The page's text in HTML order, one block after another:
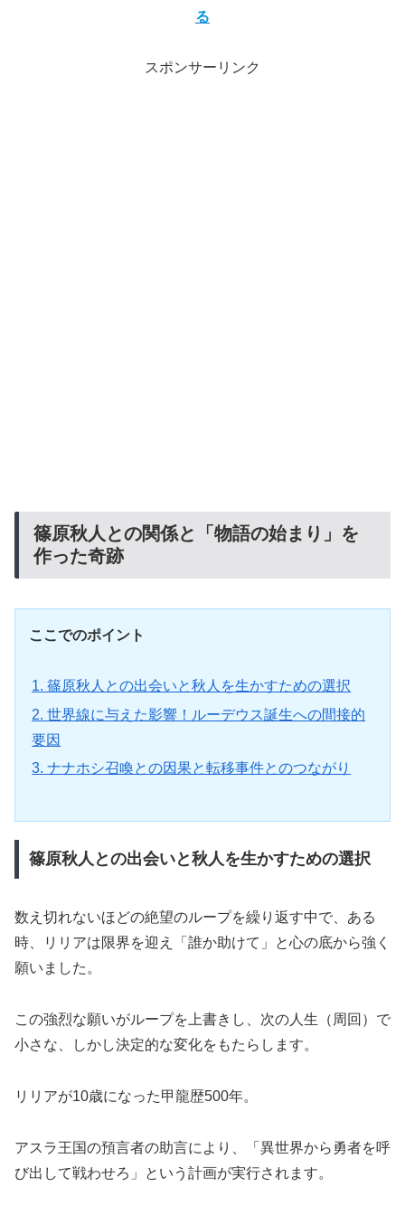
る
スポンサーリンク
篠原秋人との関係と「物語の始まり」を
作った奇跡
ここでのポイント
1. 篠原秋人との出会いと秋人を生かすための選択
2. 世界線に与えた影響！ルーデウス誕生への間接的
要因
3. ナナホシ召喚との因果と転移事件とのつながり
篠原秋人との出会いと秋人を生かすための選択
数え切れないほどの絶望のループを繰り返す中で、ある
時、リリアは限界を迎え「誰か助けて」と心の底から強く
願いました。
この強烈な願いがループを上書きし、次の人生（周回）で
小さな、しかし決定的な変化をもたらします。
リリアが10歳になった甲龍歴500年。
アスラ王国の預言者の助言により、「異世界から勇者を呼
び出して戦わせろ」という計画が実行されます。